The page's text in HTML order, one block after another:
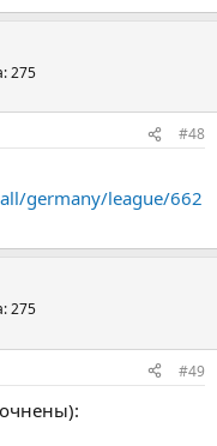
275
#48
germany/league/662
275
#49